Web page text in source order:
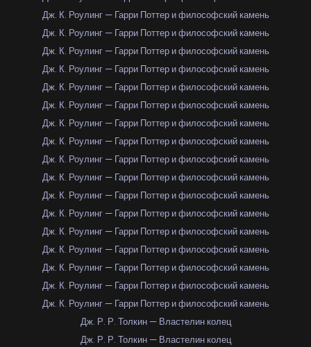
Дж. К. Роулинг — Гарри Поттер и философский камень
Дж. К. Роулинг — Гарри Поттер и философский камень
Дж. К. Роулинг — Гарри Поттер и философский камень
Дж. К. Роулинг — Гарри Поттер и философский камень
Дж. К. Роулинг — Гарри Поттер и философский камень
Дж. К. Роулинг — Гарри Поттер и философский камень
Дж. К. Роулинг — Гарри Поттер и философский камень
Дж. К. Роулинг — Гарри Поттер и философский камень
Дж. К. Роулинг — Гарри Поттер и философский камень
Дж. К. Роулинг — Гарри Поттер и философский камень
Дж. К. Роулинг — Гарри Поттер и философский камень
Дж. К. Роулинг — Гарри Поттер и философский камень
Дж. К. Роулинг — Гарри Поттер и философский камень
Дж. К. Роулинг — Гарри Поттер и философский камень
Дж. К. Роулинг — Гарри Поттер и философский камень
Дж. К. Роулинг — Гарри Поттер и философский камень
Дж. К. Роулинг — Гарри Поттер и философский камень
Дж. Р. Р. Толкин — Властелин колец
Дж. Р. Р. Толкин — Властелин колец